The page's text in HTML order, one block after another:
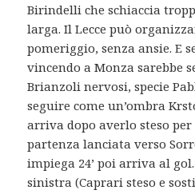
Birindelli che schiaccia
larga. Il Lecce può
pomeriggio, senza ansie. E
vincendo a Monza sarebbe
Brianzoli nervosi, specie
seguire come un’ombra
arriva dopo averlo steso
partenza lanciata verso
impiega 24’ poi arriva al
sinistra (Caprari steso e